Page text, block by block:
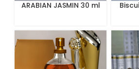
ARABIAN JASMIN 30 ml